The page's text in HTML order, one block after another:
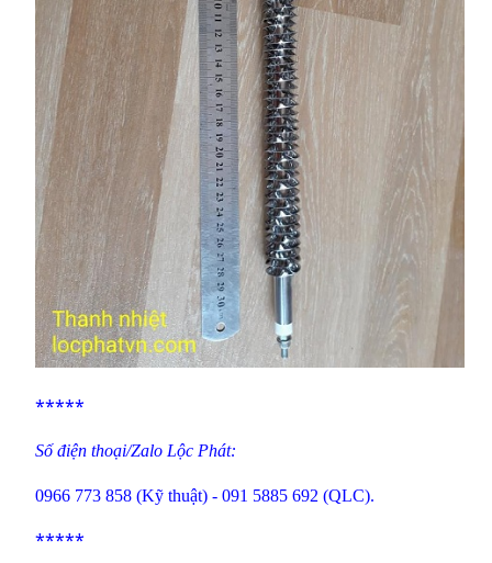
*****
Số điện thoại/Zalo Lộc Phát:
0966 773 858 (Kỹ thuật) - 091 5885 692 (QLC).
*****